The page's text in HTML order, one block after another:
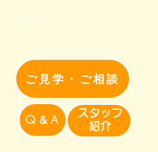
ご見学・ご相談
Q＆A
​スタッフ
紹介​
ブログ